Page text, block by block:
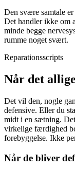
Den svære samtale
Det handler ikke om
minde begge
rumme noget svært.
Reparationsscripts
Når det
Det vil den, nogle
defensive. Eller du
midt i en sætning.
virkelige færdighed
forebyggelse. Ikke
Når de bliver